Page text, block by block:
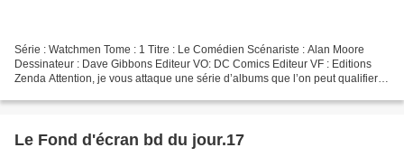
Série : Watchmen Tome : 1 Titre : Le Comédien Scénariste : Alan Moore
Dessinateur : Dave Gibbons Editeur VO: DC Comics Editeur VF : Editions
Zenda Attention, je vous attaque une série d’albums que l’on peut qualifier
Le Fond d'écran bd du jour.17